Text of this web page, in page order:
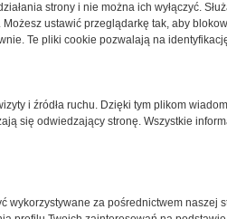
Pliki cookies stosujemy
na najwyższym poziomie,
do indywidualnych potrzeb.
zmiany ustawień dotyczących
przeglądarki dotyczących
korzystać z naszego
strony i nie można ich wyłączyć.
ustawić przeglądarkę tak, aby
Te pliki cookie pozwalają na
i źródła ruchu. Dzięki tym plikom
się odwiedzający stronę. Wszystkie
wykorzystywane za pośrednictwem naszej